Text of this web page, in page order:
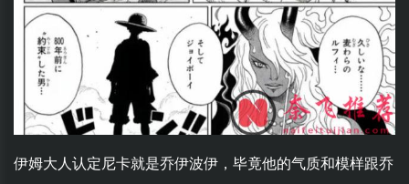
伊姆大人认定尼卡就是乔伊波伊，毕竟他的气质和模样跟乔